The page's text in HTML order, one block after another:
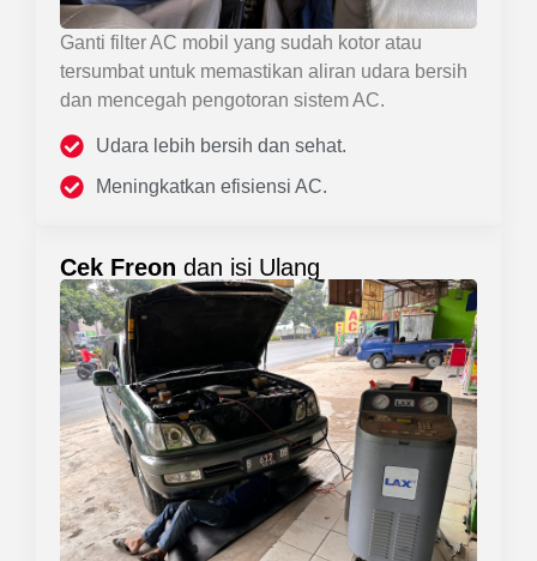
Ganti filter AC mobil yang sudah kotor atau
tersumbat untuk memastikan aliran udara bersih
dan mencegah pengotoran sistem AC.
Udara lebih bersih dan sehat.
Meningkatkan efisiensi AC.
Cek Freon dan isi Ulang